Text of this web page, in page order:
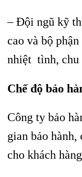
– Đội ngũ kỹ
cao và bộ
nhiệt tình, chu
Chế độ bảo
Công ty bảo
gian bảo
cho khách